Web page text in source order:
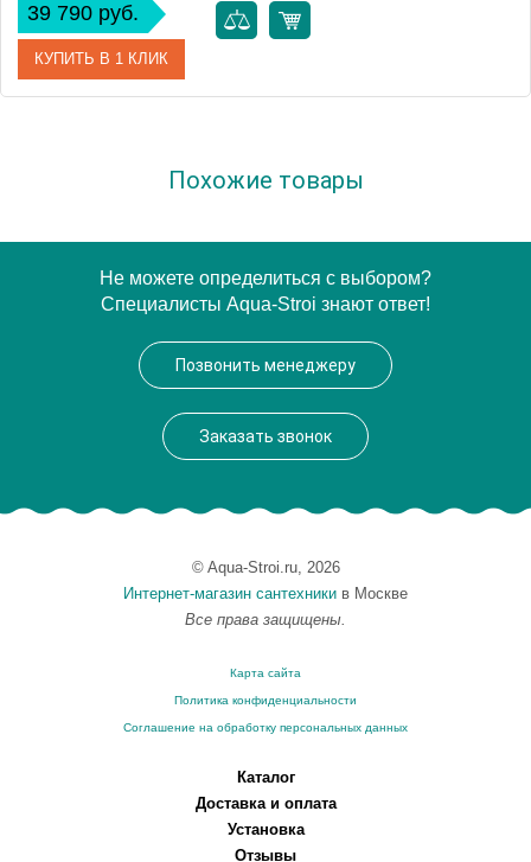
39 790 руб.
КУПИТЬ В 1 КЛИК
Похожие товары
Не можете определиться с выбором?
Специалисты Aqua-Stroi знают ответ!
Позвонить менеджеру
Заказать звонок
© Aqua-Stroi.ru, 2026
Интернет-магазин сантехники в Москве
Все права защищены.
Карта сайта
Политика конфиденциальности
Соглашение на обработку персональных данных
Каталог
Доставка и оплата
Установка
Отзывы